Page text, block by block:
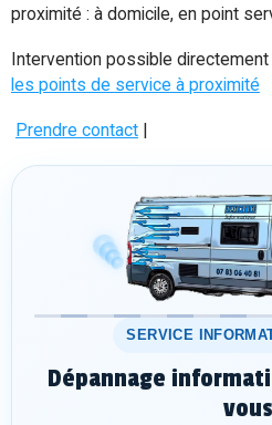
proximité : à domicile, en point
Intervention possible
les points de service à proximité
Prendre contact |
SERVICE
Dépannage
vous